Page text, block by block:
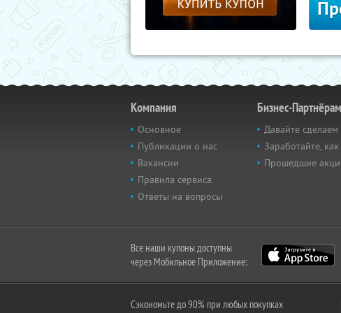
Компания
Основное
Публикации о нас
Вакансии
Правила сервиса
Ответы на вопросы
Бизнес-Партнёрам
Давайте
Заработайте,
Прошедшие
Все наши купоны доступны
через Мобильное Приложение:
Сэкономьте до 90% при любых покупках